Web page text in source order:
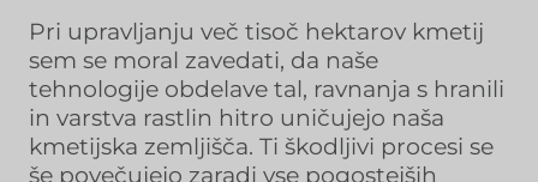
Pri upravljanju več tisoč hektarov kmetij
sem se moral zavedati, da naše
tehnologije obdelave tal, ravnanja s hranili
in varstva rastlin hitro uničujejo naša
kmetijska zemljišča. Ti škodljivi procesi se
še povečujejo zaradi vse pogostejših